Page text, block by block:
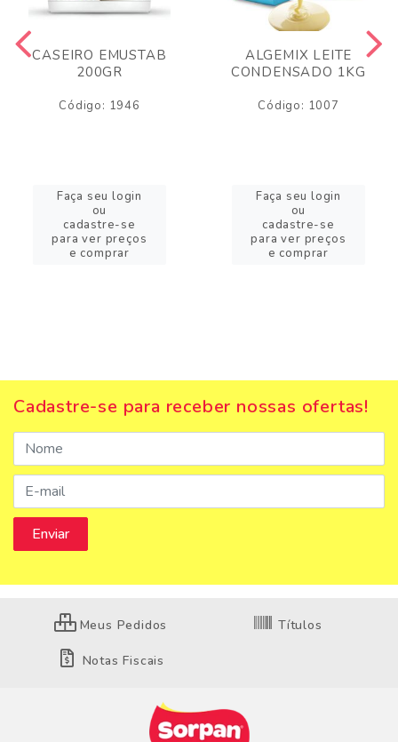
CASEIRO EMUSTAB
200GR
Código: 1946
Faça seu login
ou
cadastre-se
para ver preços
e comprar
ALGEMIX LEITE
CONDENSADO 1KG
Código: 1007
Faça seu login
ou
cadastre-se
para ver preços
e comprar
Cadastre-se para receber nossas ofertas!
Meus Pedidos Títulos
Notas Fiscais